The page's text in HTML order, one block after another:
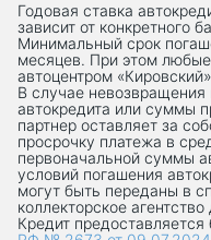
Годовая ставка
зависит от конкретного
Минимальный срок
месяцев. При этом
автоцентром
В случае
автокредита или суммы
партнер оставляет за
просрочку платежа в
первоначальной суммы
условий погашения
могут быть переданы в
коллекторское
Кредит